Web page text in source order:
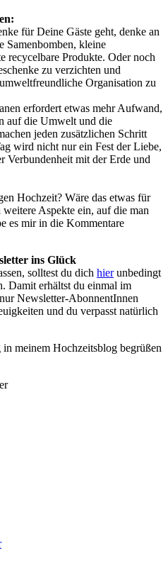
für Deine Gäste geht, denke an
Samenbomben, kleine
recycelbare Produkte. Oder noch
zu verzichten und
Organisation zu
erfordert etwas mehr Aufwand,
auf die Umwelt und die
jeden zusätzlichen Schritt
wird nicht nur ein Fest der Liebe,
Verbundenheit mit der Erde und
Hochzeit? Wäre das etwas für
Aspekte ein, auf die man
es mir in die Kommentare
ins Glück
solltest du dich hierunbedingt
Damit erhältst du einmal im
Newsletter-AbonnentInnen
und du verpasst natürlich
meinem Hochzeitsblog begrüßen